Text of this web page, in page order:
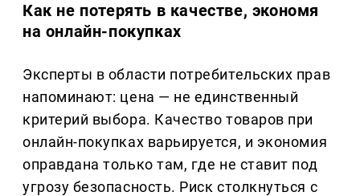
Как не потерять в качестве, экономя
на онлайн-покупках
Эксперты в области потребительских прав
напоминают: цена — не единственный
критерий выбора. Качество товаров при
онлайн-покупках варьируется, и экономия
оправдана только там, где не ставит под
угрозу безопасность. Риск столкнуться с